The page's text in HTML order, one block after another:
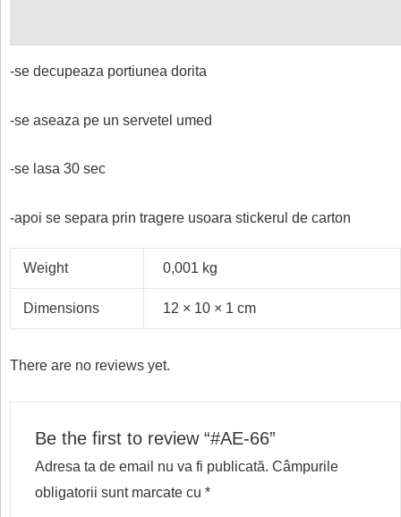
-se decupeaza portiunea dorita
-se aseaza pe un servetel umed
-se lasa 30 sec
-apoi se separa prin tragere usoara stickerul de carton
Weight 0,001 kg
Dimensions 12 × 10 × 1 cm
There are no reviews yet.
Be the first to review “#AE-66”
Adresa ta de email nu va fi publicată. Câmpurile
obligatorii sunt marcate cu *